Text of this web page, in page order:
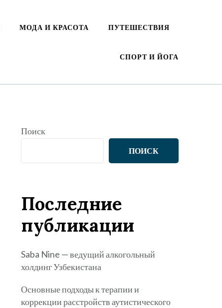
МОДА И КРАСОТА ПУТЕШЕСТВИЯ
СПОРТ И ЙОГА
Поиск
ПОИСК
Последние
публикации
Saba Nine — ведущий алкогольный
холдинг Узбекистана
Основные подходы к терапии и
коррекции расстройств аутистического